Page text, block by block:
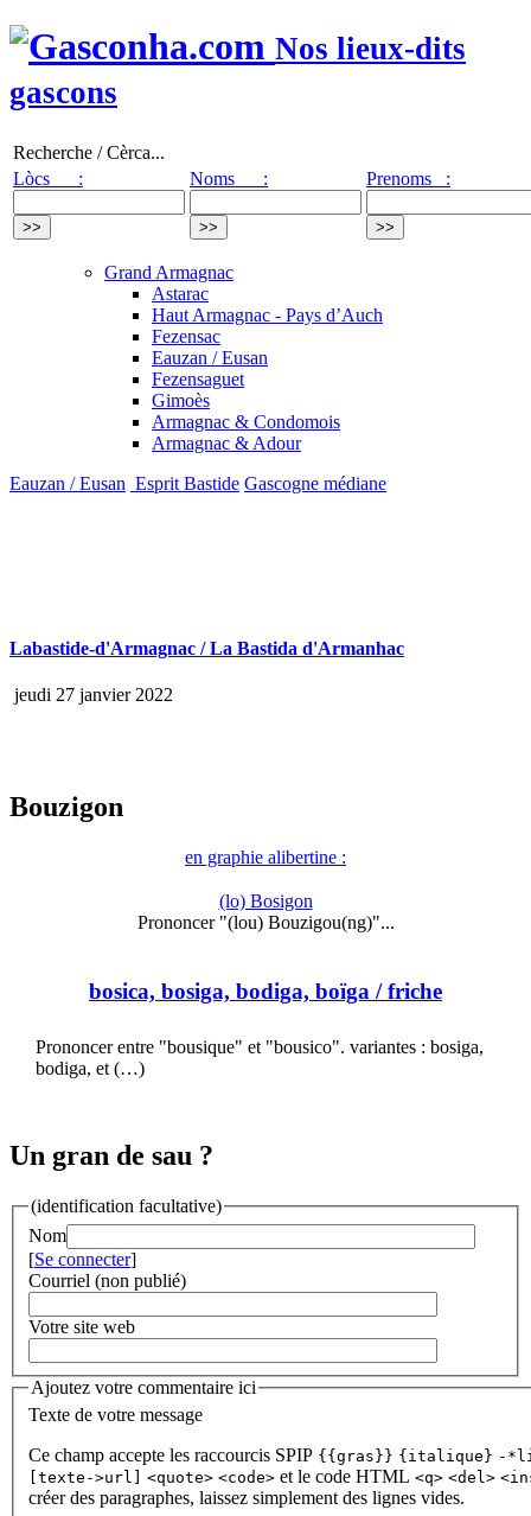
Nos lieux-dits
gascons
Recherche / Cèrca...
Lòcs :
Noms : Prenoms :
Grand Armagnac
Astarac
Haut Armagnac - Pays d’Auch
Fezensac
Eauzan / Eusan
Fezensaguet
Gimoès
Armagnac & Condomois
Armagnac & Adour
Eauzan / Eusan Esprit Bastide Gascogne médiane
Labastide-d'Armagnac / La Bastida d'Armanhac
jeudi 27 janvier 2022
Bouzigon
en graphie alibertine :
(lo) Bosigon
Prononcer "(lou) Bouzigou(ng)"...
bosica, bosiga, bodiga, boïga / friche
Prononcer entre "bousique" et "bousico". variantes : bosiga,
bodiga, et (…)
Un gran de sau ?
(identification facultative)
Nom
[Se connecter]
Courriel (non publié)
Votre site web
Ajoutez votre commentaire ici
Texte de votre message
Ce champ accepte les raccourcis SPIP {{gras}} {italique} -
[texte->url]
<quote> <code> et le code HTML <q> <del>
créer des paragraphes, laissez simplement des lignes vides.